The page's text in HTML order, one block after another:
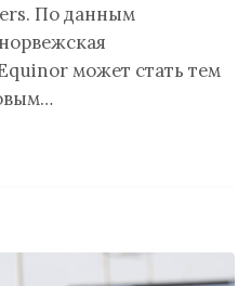
По данным
может стать тем